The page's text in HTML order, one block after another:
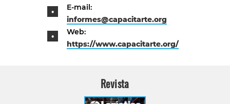
E-mail:
informes@capacitarte.org
Web:
https://www.capacitarte.org/
Revista